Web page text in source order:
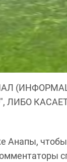
ЛИБО
Анапы, чтобы